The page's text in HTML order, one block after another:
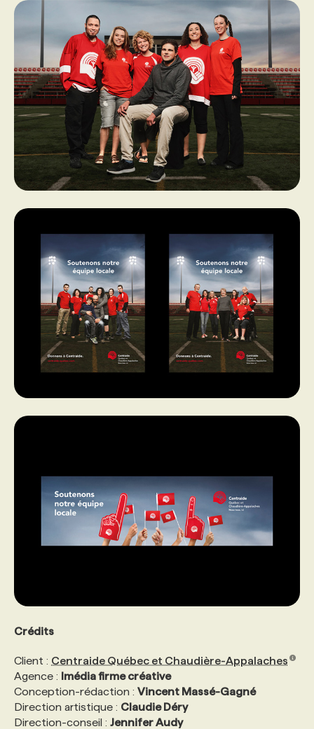
Crédits
Client : Centraide Québec et Chaudière-Appalaches
Agence : Imédia firme créative
Conception-rédaction : Vincent Massé-Gagné
Direction artistique : Claudie Déry
Direction-conseil : Jennifer Audy